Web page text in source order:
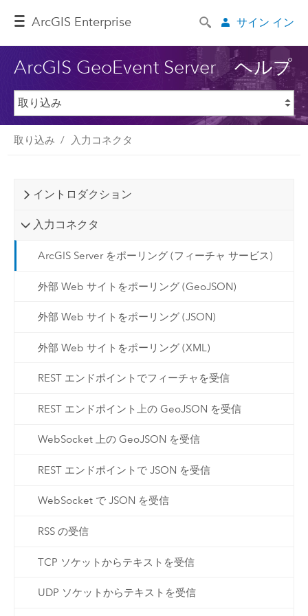
ArcGIS Enterprise サイン イン
ArcGIS GeoEvent Server ヘルプ
取り込み 入力コネクタ
イントロダクション
入力コネクタ
ArcGIS Server をポーリング (フィーチャ サービス)
外部 Web サイトをポーリング (GeoJSON)
外部 Web サイトをポーリング (JSON)
外部 Web サイトをポーリング (XML)
REST エンドポイントでフィーチャを受信
REST エンドポイント上の GeoJSON を受信
WebSocket 上の GeoJSON を受信
REST エンドポイントで JSON を受信
WebSocket で JSON を受信
RSS の受信
TCP ソケットからテキストを受信
UDP ソケットからテキストを受信